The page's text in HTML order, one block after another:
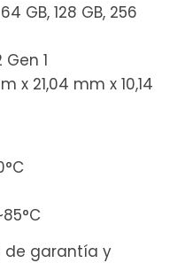
GB, 128 GB, 256
Gen 1
x 21,04 mm x 10,14
de garantía y